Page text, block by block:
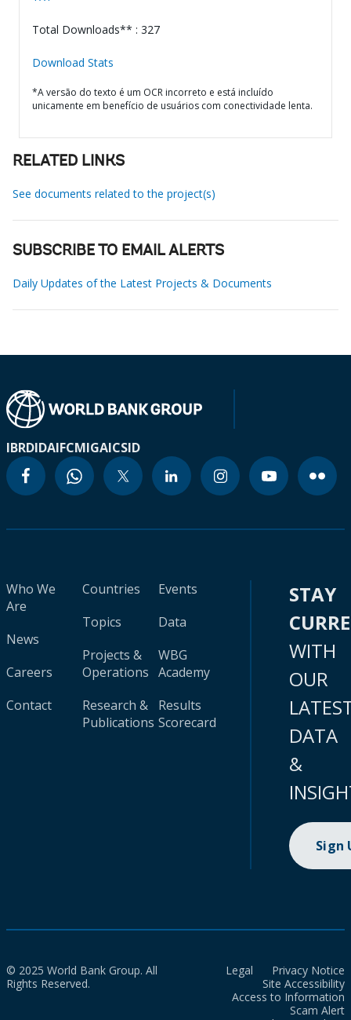
Total Downloads** : 327
Download Stats
*A versão do texto é um OCR incorreto e está incluído
unicamente em benefício de usuários com conectividade lenta.
RELATED LINKS
See documents related to the project(s)
SUBSCRIBE TO EMAIL ALERTS
Daily Updates of the Latest Projects & Documents
IBRDIDAIFCMIGAICSID
Who We
Are
News
Careers
Contact
Countries
Topics
Projects &
Operations
Research &
Publications
Events
Data
WBG
Academy
Results
Scorecard
STAY
WITH
OUR
DATA
&
Sign
© 2025 World Bank Group. All
Rights Reserved.
Legal
Privacy Notice
Site Accessibility
Access to Information
Scam Alert